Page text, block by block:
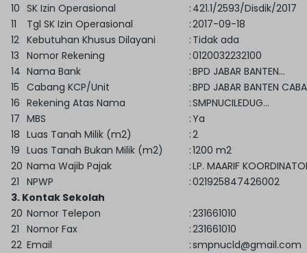
10 SK Izin Operasional : 421.1/2593/Disdik/2017
11
Tgl SK Izin Operasional :2017-09-18
12 Kebutuhan Khusus Dilayani : Tidak ada
13 Nomor Rekening :0120032232100
14 Nama Bank :BPD JABAR BANTEN…
15 Cabang KCP/Unit :BPD JABAR BANTEN
16 Rekening Atas Nama :SMPNUCILEDUG…
17 MBS :Ya
18 Luas Tanah Milik (m2) :2
19 Luas Tanah Bukan Milik (m2) :1200 m2
20 Nama Wajib Pajak :LP. MAARIF
21 NPWP :021925847426002
3. Kontak Sekolah
20 Nomor Telepon :231661010
21 Nomor Fax :231661010
22 Email :smpnucld@gmail.com